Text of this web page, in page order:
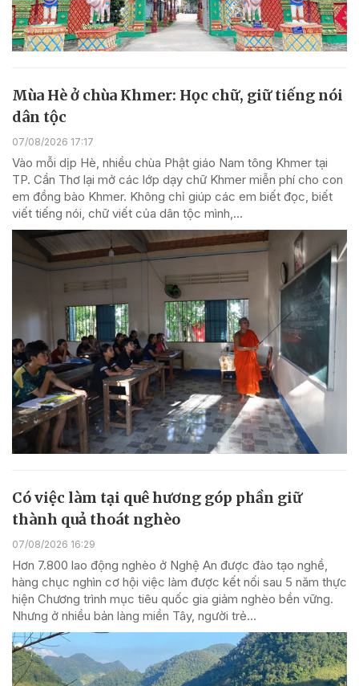
Mùa Hè ở chùa Khmer: Học chữ, giữ tiếng nói
dân tộc
07/08/2026 17:17
Vào mỗi dịp Hè, nhiều chùa Phật giáo Nam tông Khmer tại
TP. Cần Thơ lại mở các lớp dạy chữ Khmer miễn phí cho con
em đồng bào Khmer. Không chỉ giúp các em biết đọc, biết
viết tiếng nói, chữ viết của dân tộc mình,...
Có việc làm tại quê hương góp phần giữ
thành quả thoát nghèo
07/08/2026 16:29
Hơn 7.800 lao động nghèo ở Nghệ An được đào tạo nghề,
hàng chục nghìn cơ hội việc làm được kết nối sau 5 năm thực
hiện Chương trình mục tiêu quốc gia giảm nghèo bền vững.
Nhưng ở nhiều bản làng miền Tây, người trẻ...